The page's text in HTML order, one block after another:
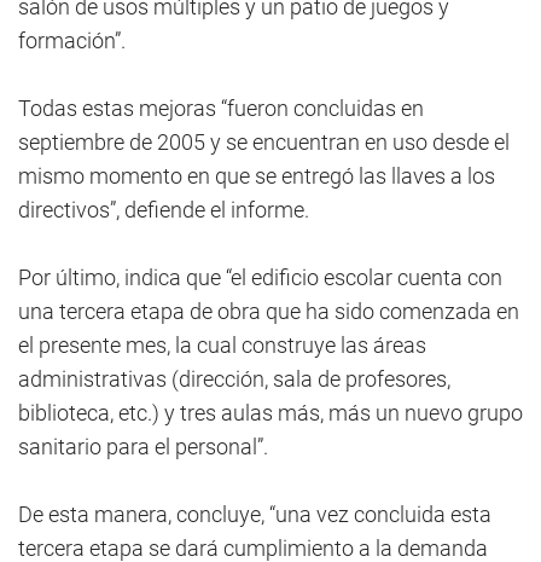
salón de usos múltiples y un patio de juegos y
formación”.
Todas estas mejoras “fueron concluidas en
septiembre de 2005 y se encuentran en uso desde el
mismo momento en que se entregó las llaves a los
directivos”, defiende el informe.
Por último, indica que “el edificio escolar cuenta con
una tercera etapa de obra que ha sido comenzada en
el presente mes, la cual construye las áreas
administrativas (dirección, sala de profesores,
biblioteca, etc.) y tres aulas más, más un nuevo grupo
sanitario para el personal”.
De esta manera, concluye, “una vez concluida esta
tercera etapa se dará cumplimiento a la demanda